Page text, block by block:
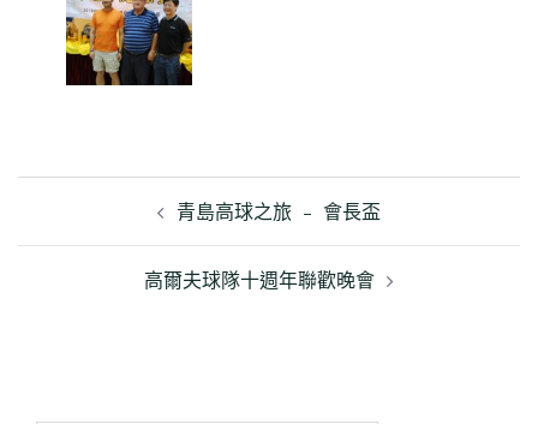
文
導
青島高球之旅 ﹣ 會長盃
高爾夫球隊十週年聯歡晚會